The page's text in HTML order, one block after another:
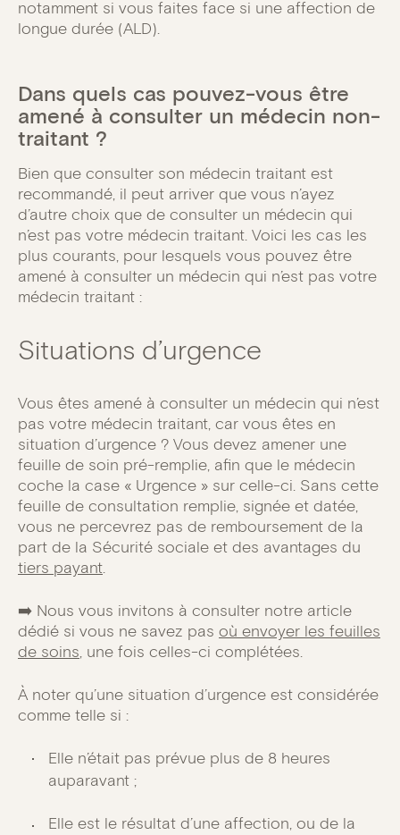
notamment si vous faites face si une affection de
longue durée (ALD).
Dans quels cas pouvez-vous être
amené à consulter un médecin non-
traitant ?
Bien que consulter son médecin traitant est
recommandé, il peut arriver que vous n’ayez
d’autre choix que de consulter un médecin qui
n’est pas votre médecin traitant. Voici les cas les
plus courants, pour lesquels vous pouvez être
amené à consulter un médecin qui n’est pas votre
médecin traitant :
Situations d’urgence
Vous êtes amené à consulter un médecin qui n’est
pas votre médecin traitant, car vous êtes en
situation d’urgence ? Vous devez amener une
feuille de soin pré-remplie, afin que le médecin
coche la case « Urgence » sur celle-ci. Sans cette
feuille de consultation remplie, signée et datée,
vous ne percevrez pas de remboursement de la
part de la Sécurité sociale et des avantages du
tiers payant.
➡️ Nous vous invitons à consulter notre article
dédié si vous ne savez pas où envoyer les feuilles
de soins, une fois celles-ci complétées.
À noter qu’une situation d’urgence est considérée
comme telle si :
Elle n’était pas prévue plus de 8 heures
auparavant ;
Elle est le résultat d’une affection, ou de la